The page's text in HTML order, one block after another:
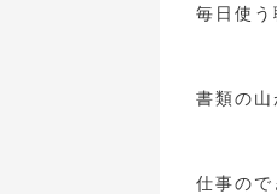
毎日使う
書類の
仕事ので